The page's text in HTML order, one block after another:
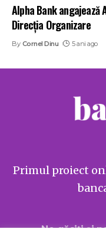
Alpha Bank angajează
Direcția Organizare
By Cornel Dinu 5 ani ago
Primul proiect
Ne găsiți și